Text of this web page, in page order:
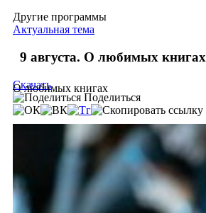
Другие программы
Актуальная тема
9 августа. О любимых книгах
О любимых книгах
Скачать
Поделиться